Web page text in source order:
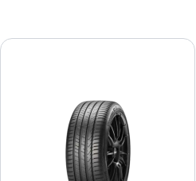
PZ4(*)
(KS)